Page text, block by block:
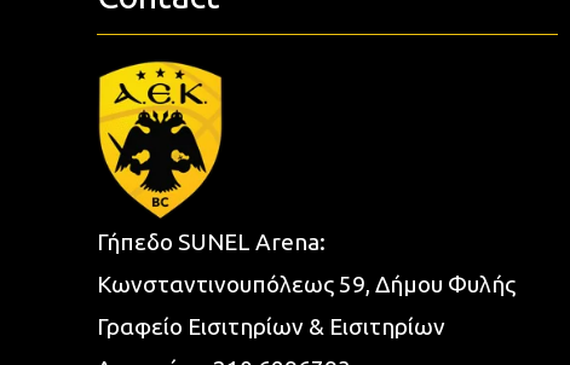
Γήπεδο SUNEL Arena:
Κωνσταντινουπόλεως 59, Δήμου Φυλής
Γραφείο Εισιτηρίων & Εισιτηρίων